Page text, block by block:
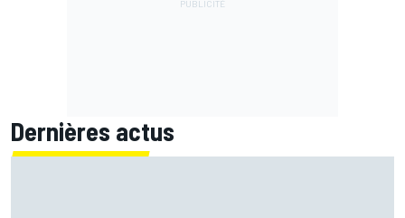
Dernières actus